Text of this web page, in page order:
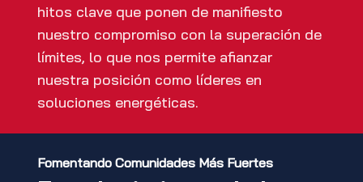
hitos clave que ponen de manifiesto
nuestro compromiso con la superación de
límites, lo que nos permite afianzar
nuestra posición como líderes en
soluciones energéticas.
Fomentando Comunidades Más Fuertes